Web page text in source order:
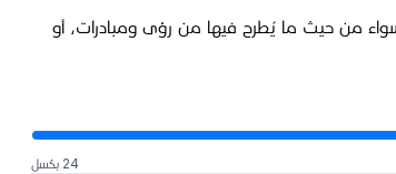
سواء من حيث ما يُطرح فيها من رؤى ومبادرات، أو
24 بكسل